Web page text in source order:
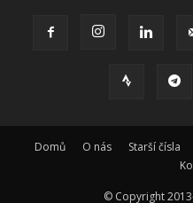
Domů O nás Starší čísla
© Copyright